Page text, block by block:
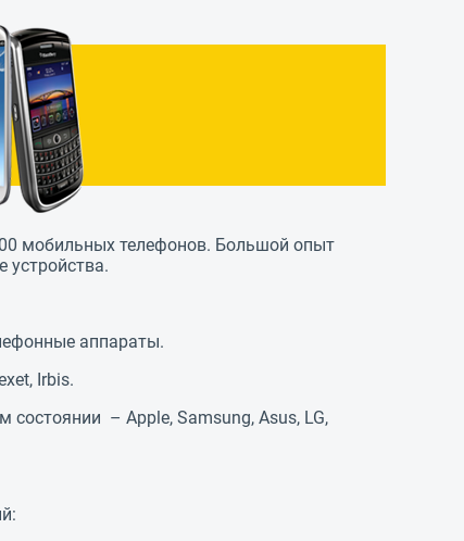
мобильных телефонов. Большой опыт
аппараты.
Irbis.
– Apple, Samsung, Asus, LG,